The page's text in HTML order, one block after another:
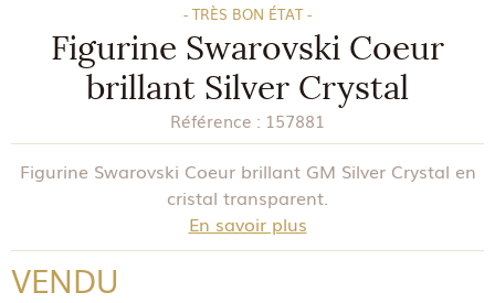
- TRÈS BON ÉTAT -
Figurine Swarovski Coeur
brillant Silver Crystal
Référence : 157881
Figurine Swarovski Coeur brillant GM Silver Crystal en
cristal transparent.
En savoir plus
VENDU